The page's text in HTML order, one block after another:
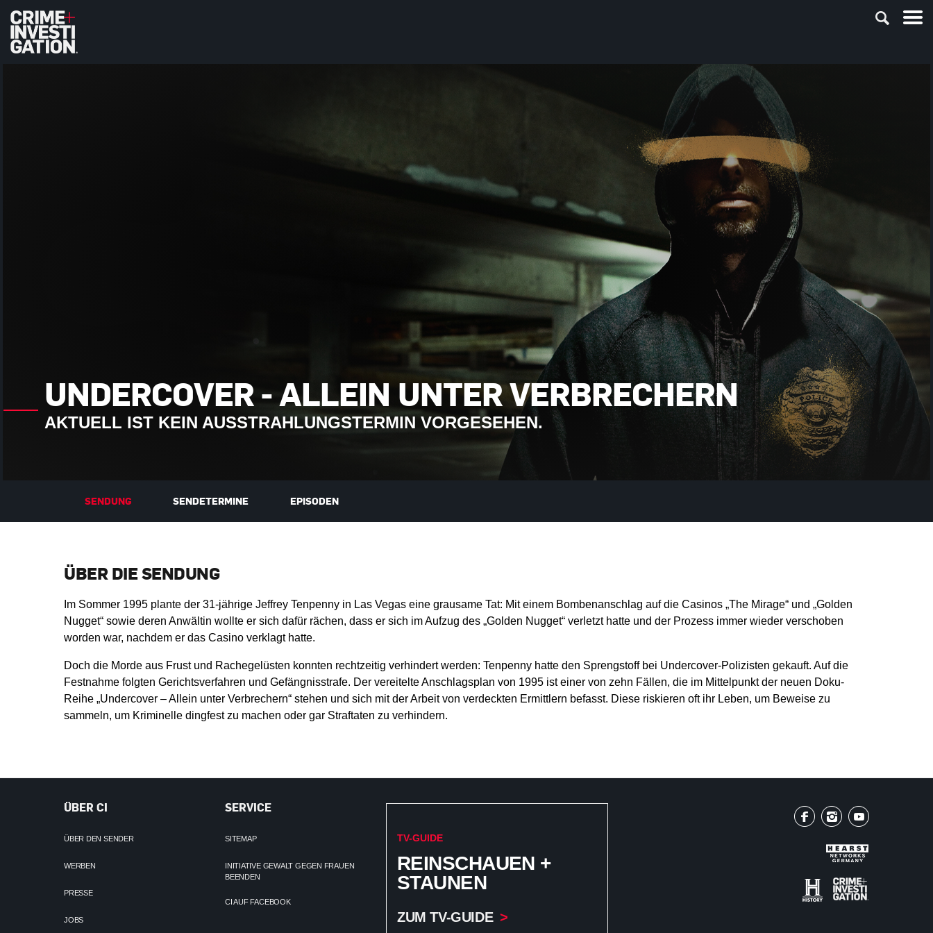
UNDERCOVER - ALLEIN UNTER VERBRECHERN
AKTUELL IST KEIN AUSSTRAHLUNGSTERMIN VORGESEHEN.
SENDUNG SENDETERMINE EPISODEN
ÜBER DIE SENDUNG
Im Sommer 1995 plante der 31-jährige Jeffrey Tenpenny in Las Vegas eine grausame Tat: Mit einem Bombenanschlag auf die Casinos „The Mirage“ und „Golden
Nugget“ sowie deren Anwältin wollte er sich dafür rächen, dass er sich im Aufzug des „Golden Nugget“ verletzt hatte und der Prozess immer wieder verschoben
worden war, nachdem er das Casino verklagt hatte.
Doch die Morde aus Frust und Rachegelüsten konnten rechtzeitig verhindert werden: Tenpenny hatte den Sprengstoff bei Undercover-Polizisten gekauft. Auf die
Festnahme folgten Gerichtsverfahren und Gefängnisstrafe. Der vereitelte Anschlagsplan von 1995 ist einer von zehn Fällen, die im Mittelpunkt der neuen Doku-
Reihe „Undercover – Allein unter Verbrechern“ stehen und sich mit der Arbeit von verdeckten Ermittlern befasst. Diese riskieren oft ihr Leben, um Beweise zu
sammeln, um Kriminelle dingfest zu machen oder gar Straftaten zu verhindern.
TV-GUIDE
REINSCHAUEN +
STAUNEN
ZUM TV-GUIDE
ÜBER CI
ÜBER DEN SENDER
WERBEN
PRESSE
JOBS
SERVICE
SITEMAP
INITIATIVE GEWALT GEGEN FRAUEN
BEENDEN
CI AUF FACEBOOK